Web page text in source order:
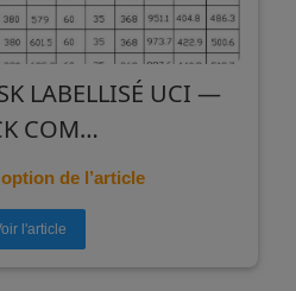
LABELLISÉ UCI —
COM…
de l’article
l'article